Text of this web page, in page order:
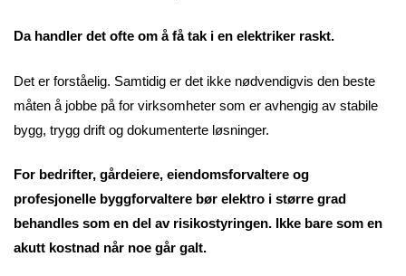
Da handler det ofte om å få tak i en elektriker raskt.
Det er forståelig. Samtidig er det ikke nødvendigvis den beste
måten å jobbe på for virksomheter som er avhengig av stabile
bygg, trygg drift og dokumenterte løsninger.
For bedrifter, gårdeiere, eiendomsforvaltere og
profesjonelle byggforvaltere bør elektro i større grad
behandles som en del av risikostyringen. Ikke bare som en
akutt kostnad når noe går galt.